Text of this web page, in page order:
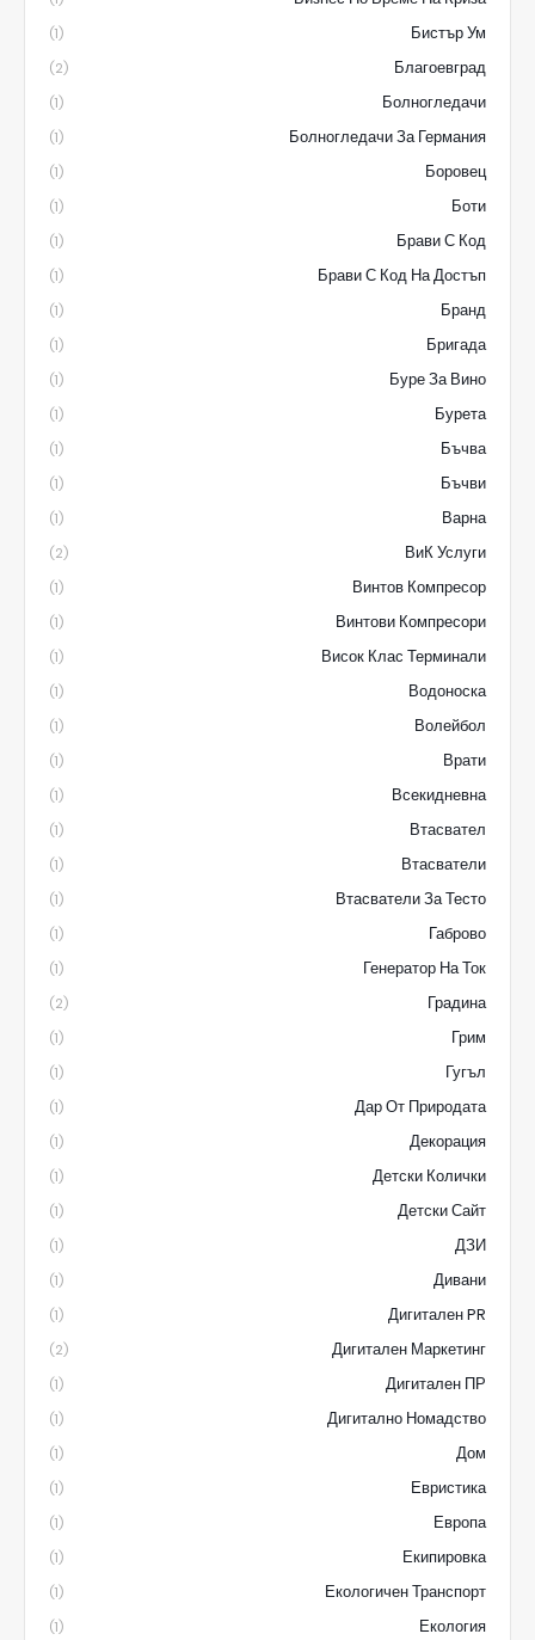
Бистър Ум
(1)
Благоевград
(2)
Болногледачи
(1)
Болногледачи За Германия
(1)
Боровец
(1)
Боти
(1)
Брави С Код
(1)
Брави С Код На Достъп
(1)
Бранд
(1)
Бригада
(1)
Буре За Вино
(1)
Бурета
(1)
Бъчва
(1)
Бъчви
(1)
Варна
(1)
ВиК Услуги
(2)
Винтов Компресор
(1)
Винтови Компресори
(1)
Висок Клас Терминали
(1)
Водоноска
(1)
Волейбол
(1)
Врати
(1)
Всекидневна
(1)
Втасвател
(1)
Втасватели
(1)
Втасватели За Тесто
(1)
Габрово
(1)
Генератор На Ток
(1)
Градина
(2)
Грим
(1)
Гугъл
(1)
Дар От Природата
(1)
Декорация
(1)
Детски Колички
(1)
Детски Сайт
(1)
ДЗИ
(1)
Дивани
(1)
Дигитален PR
(1)
Дигитален Маркетинг
(2)
Дигитален ПР
(1)
Дигитално Номадство
(1)
Дом
(1)
Евристика
(1)
Европа
(1)
Екипировка
(1)
Екологичен Транспорт
(1)
Екология
(1)